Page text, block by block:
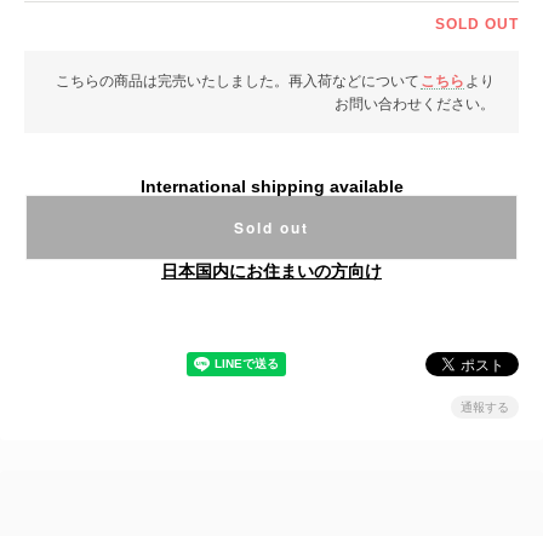
SOLD OUT
こちらの商品は完売いたしました。再入荷などについて こちら より
お問い合わせください。
International shipping available
Sold out
日本国内にお住まいの方向け
通報する